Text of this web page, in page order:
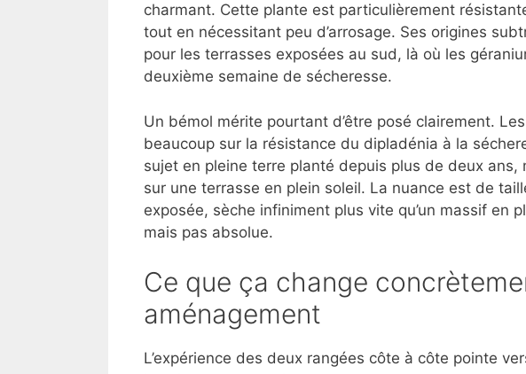
charmant. Cette plante est particulièrement
tout en nécessitant peu d’arrosage. Ses origines
pour les terrasses exposées au sud, là où les
deuxième semaine de sécheresse.
Un bémol mérite pourtant d’être posé clairement.
beaucoup sur la résistance du dipladénia à la
sujet en pleine terre planté depuis plus de deux ans,
sur une terrasse en plein soleil. La nuance est de
exposée, sèche infiniment plus vite qu’un massif en
mais pas absolue.
Ce que ça change
aménagement
L’expérience des deux rangées côte à côte pointe